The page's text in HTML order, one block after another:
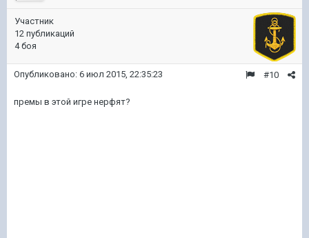
Участник
12 публикаций
4 боя
#10
Опубликовано: 6 июл 2015, 22:35:23
премы в этой игре нерфят?